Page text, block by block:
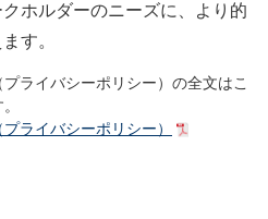
ホルダーのニーズに、より的
す。
ライバシーポリシー）の全文はこ
ライバシーポリシー）